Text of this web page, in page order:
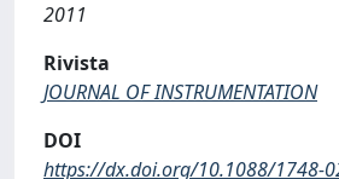
2011
Rivista
JOURNAL OF INSTRUMENTATION
DOI
https://dx.doi.org/10.1088/1748-